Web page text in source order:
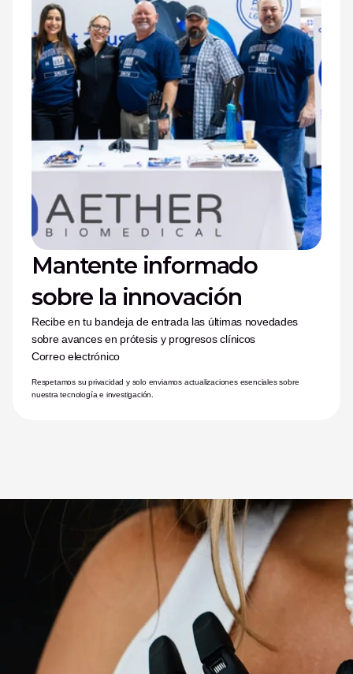
Mantente informado
sobre la innovación
Recibe en tu bandeja de entrada las últimas novedades
sobre avances en prótesis y progresos clínicos
Correo electrónico
Respetamos su privacidad y solo enviamos actualizaciones esenciales sobre
nuestra tecnología e investigación.